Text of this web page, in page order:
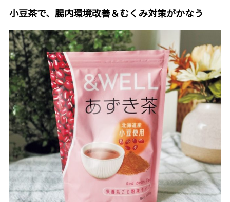
小豆茶で、腸内環境改善＆むくみ対策がかなう